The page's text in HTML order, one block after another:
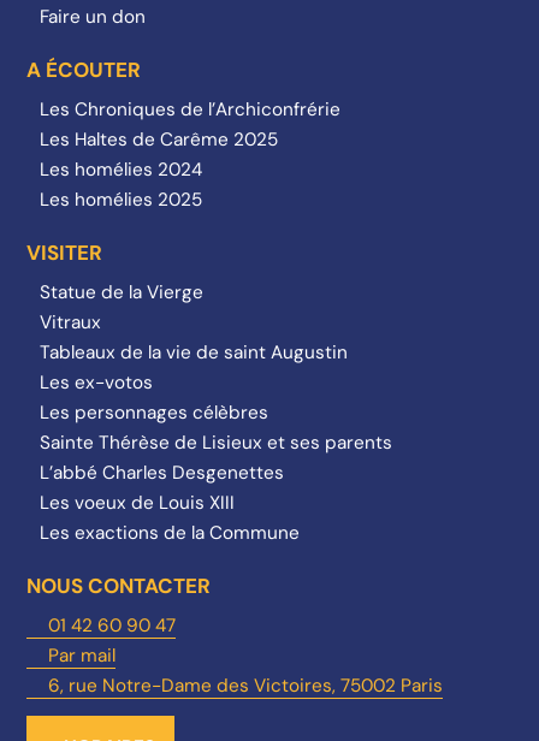
Faire un don
A ÉCOUTER
Les Chroniques de l’Archiconfrérie
Les Haltes de Carême 2025
Les homélies 2024
Les homélies 2025
VISITER
Statue de la Vierge
Vitraux
Tableaux de la vie de saint Augustin
Les ex-votos
Les personnages célèbres
Sainte Thérèse de Lisieux et ses parents
L’abbé Charles Desgenettes
Les voeux de Louis XIII
Les exactions de la Commune
NOUS CONTACTER
01 42 60 90 47
Par mail
6, rue Notre-Dame des Victoires, 75002 Paris